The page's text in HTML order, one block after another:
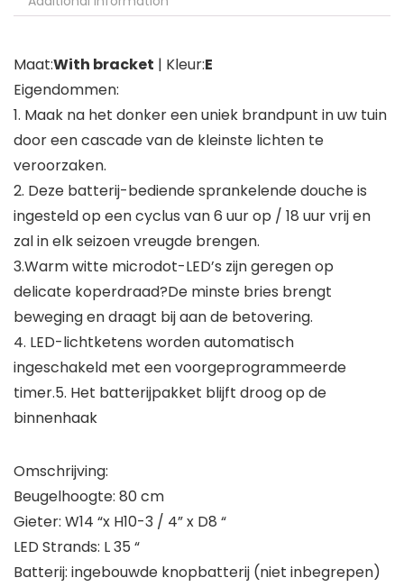
Maat:With bracket | Kleur:E
Eigendommen:
1. Maak na het donker een uniek brandpunt in uw tuin
door een cascade van de kleinste lichten te
veroorzaken.
2. Deze batterij-bediende sprankelende douche is
ingesteld op een cyclus van 6 uur op / 18 uur vrij en
zal in elk seizoen vreugde brengen.
3.Warm witte microdot-LED’s zijn geregen op
delicate koperdraad?De minste bries brengt
beweging en draagt ​​bij aan de betovering.
4. LED-lichtketens worden automatisch
ingeschakeld met een voorgeprogrammeerde
timer.5. Het batterijpakket blijft droog op de
binnenhaak
Omschrijving:
Beugelhoogte: 80 cm
Gieter: W14 “x H10-3 / 4” x D8 “
LED Strands: L 35 “
Batterij: ingebouwde knopbatterij (niet inbegrepen)